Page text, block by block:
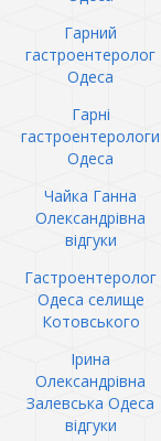
Гарний
гастроентеролог
Одеса
Гарні
гастроентерологи
Одеса
Чайка Ганна
Олександрівна
відгуки
Гастроентеролог
Одеса селище
Котовського
Ірина
Олександрівна
Залевська Одеса
відгуки